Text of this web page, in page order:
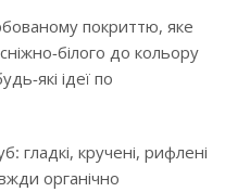
покриттю, яке
білого до кольору
які ідеї по
гладкі, кручені, рифлені
органічно